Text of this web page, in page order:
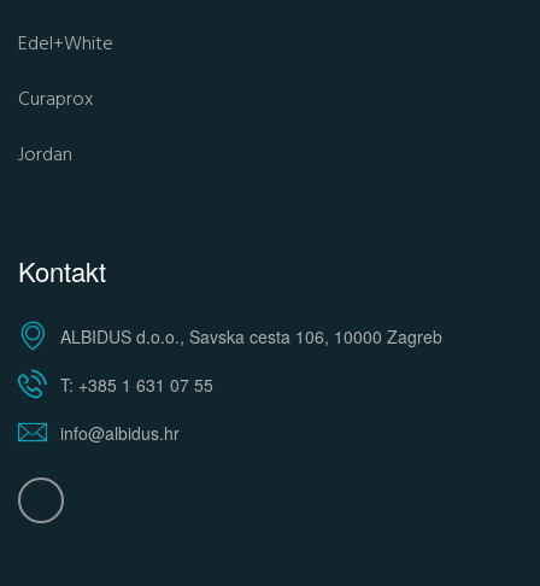
Edel+White
Curaprox
Jordan
Kontakt
ALBIDUS d.o.o., Savska cesta 106, 10000 Zagreb
T: +385 1 631 07 55
info@albidus.hr